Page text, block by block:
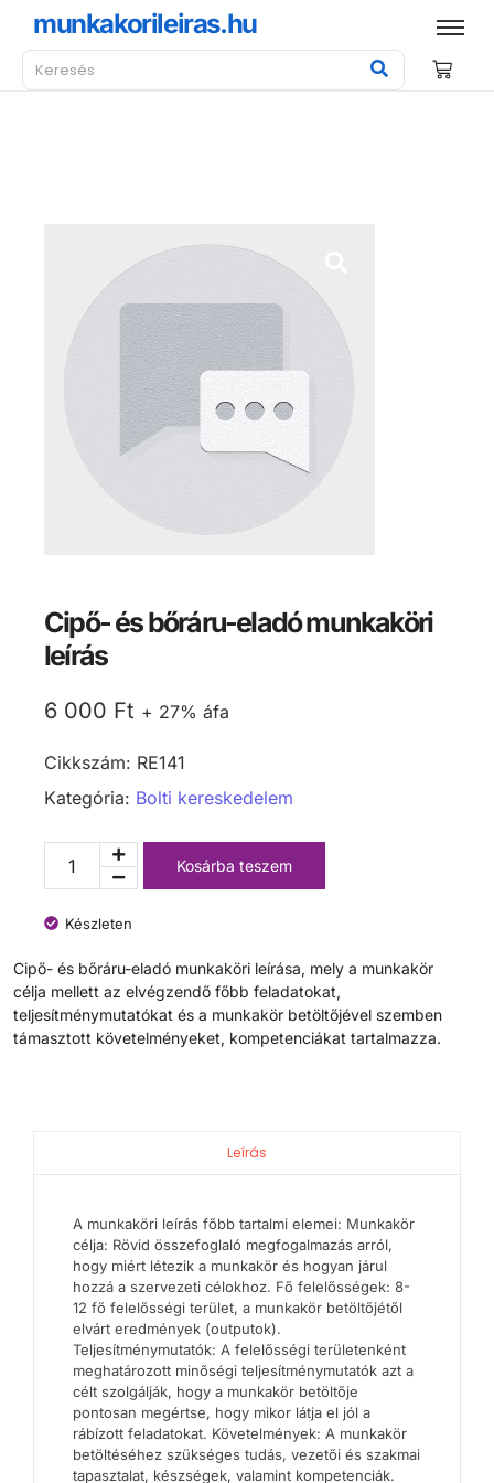
munkakorileiras.hu
Cipő- és bőráru-eladó munkaköri
leírás
6 000 Ft + 27% áfa
Cikkszám: RE141
Kategória: Bolti kereskedelem
Kosárba teszem
Készleten
Cipő- és bőráru-eladó munkaköri leírása, mely a munkakör
célja mellett az elvégzendő főbb feladatokat,
teljesítménymutatókat és a munkakör betöltőjével szemben
támasztott követelményeket, kompetenciákat tartalmazza.
Leírás
A munkaköri leírás főbb tartalmi elemei: Munkakör
célja: Rövid összefoglaló megfogalmazás arról,
hogy miért létezik a munkakör és hogyan járul
hozzá a szervezeti célokhoz. Fő felelősségek: 8-
12 fő felelősségi terület, a munkakör betöltőjétől
elvárt eredmények (outputok).
Teljesítménymutatók: A felelősségi területenként
meghatározott minőségi teljesítménymutatók azt a
célt szolgálják, hogy a munkakör betöltője
pontosan megértse, hogy mikor látja el jól a
rábízott feladatokat. Követelmények: A munkakör
betöltéséhez szükséges tudás, vezetői és szakmai
tapasztalat, készségek, valamint kompetenciák.